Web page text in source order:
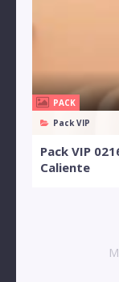
PACK
Pack VIP
Pack VIP
Caliente